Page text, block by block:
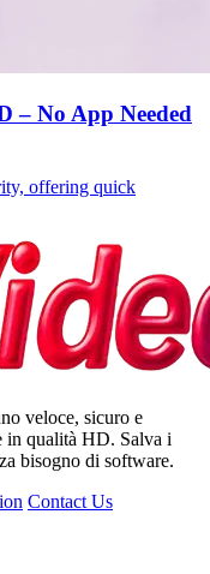
– No App Needed
offering quick
veloce, sicuro e
in qualità HD. Salva i
bisogno di software.
Contact Us